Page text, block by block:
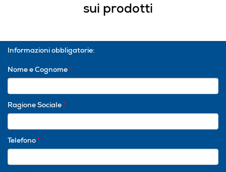
sui prodotti
Informazioni obbligatorie:
Nome e Cognome *
Ragione Sociale *
Telefono *